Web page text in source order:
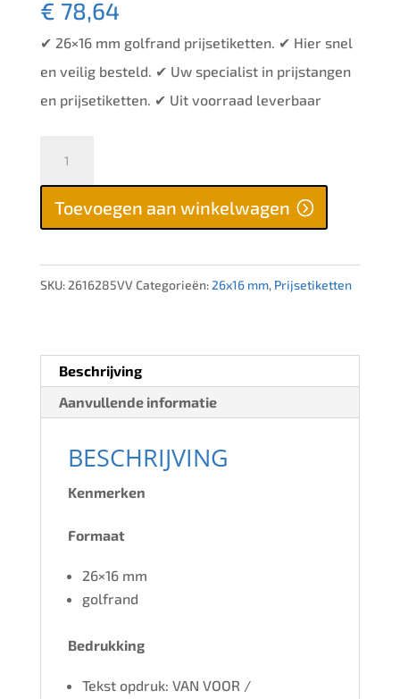
€ 78,64
✔ 26×16 mm golfrand prijsetiketten. ✔ Hier snel
en veilig besteld. ✔ Uw specialist in prijstangen
en prijsetiketten. ✔ Uit voorraad leverbaar
mm,
VAN
/
VOOR,
permanent
aantal
Toevoegen aan winkelwagen
SKU: 2616285VVCategorieën: 26x16 mm, Prijsetiketten
Beschrijving
Aanvullende informatie
BESCHRIJVING
Kenmerken
Formaat
26×16 mm
golfrand
Bedrukking
Tekst opdruk: VAN VOOR /